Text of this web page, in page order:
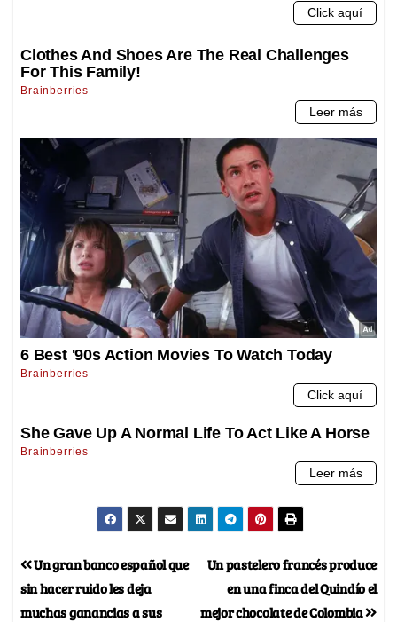
Un pastelero francés produce
en una finca del Quindío el
mejor chocolate de Colombia
Un gran banco español que
sin hacer ruido les deja
muchas ganancias a sus